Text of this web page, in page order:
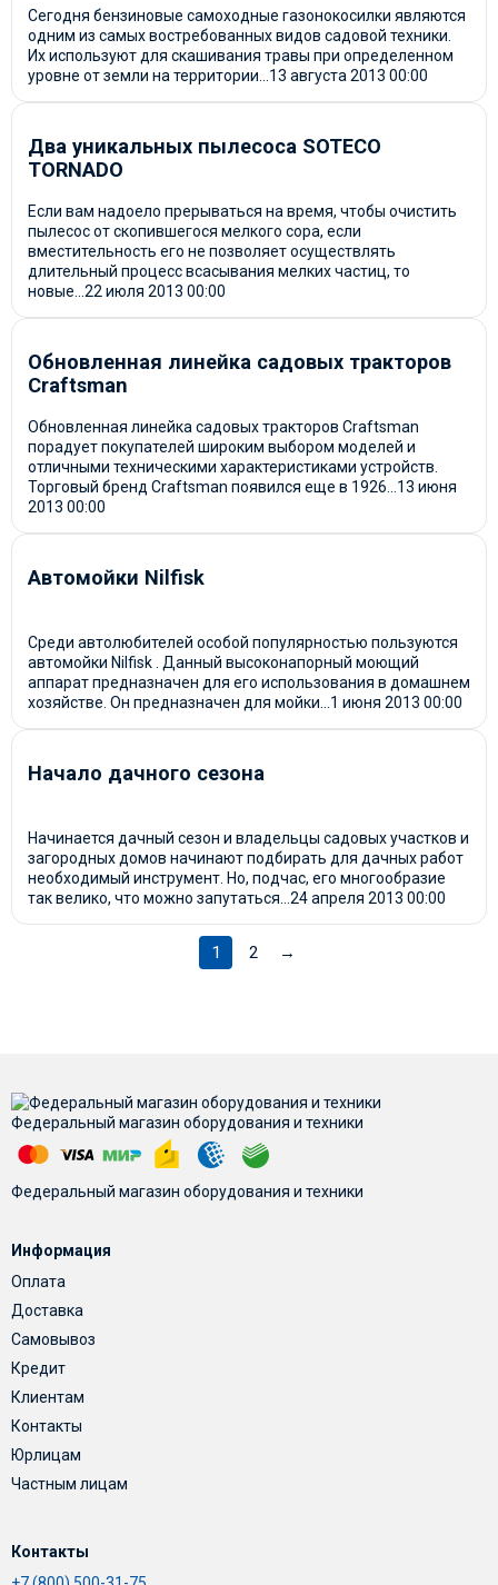
Сегодня бензиновые самоходные газонокосилки являются
одним из самых востребованных видов садовой техники.
Их используют для скашивания травы при определенном
уровне от земли на территории...13 августа 2013 00:00
Два уникальных пылесоса SOTECO
TORNADO
Если вам надоело прерываться на время, чтобы очистить
пылесос от скопившегося мелкого сора, если
вместительность его не позволяет осуществлять
длительный процесс всасывания мелких частиц, то
новые...22 июля 2013 00:00
Обновленная линейка садовых тракторов
Craftsman
Обновленная линейка садовых тракторов Craftsman
порадует покупателей широким выбором моделей и
отличными техническими характеристиками устройств.
Торговый бренд Craftsman появился еще в 1926...13 июня
2013 00:00
Автомойки Nilfisk
Среди автолюбителей особой популярностью пользуются
автомойки Nilfisk . Данный высоконапорный моющий
аппарат предназначен для его использования в домашнем
хозяйстве. Он предназначен для мойки...1 июня 2013 00:00
Начало дачного сезона
Начинается дачный сезон и владельцы садовых участков и
загородных домов начинают подбирать для дачных работ
необходимый инструмент. Но, подчас, его многообразие
так велико, что можно запутаться...24 апреля 2013 00:00
1 2 →
Федеральный магазин оборудования и техники
Федеральный магазин оборудования и техники
Информация
Оплата
Доставка
Самовывоз
Кредит
Клиентам
Контакты
Юрлицам
Частным лицам
Контакты